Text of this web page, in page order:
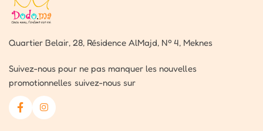
Quartier Belair, 28, Résidence AlMajd, Nº 4, Meknes
Suivez-nous pour ne pas manquer les nouvelles
promotionnelles suivez-nous sur